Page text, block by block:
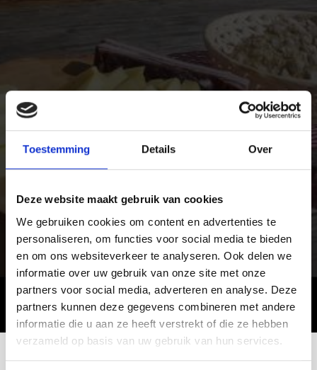
Toestemming Details Over
Deze website maakt gebruik van cookies
We gebruiken cookies om content en advertenties te
personaliseren, om functies voor social media te bieden
en om ons websiteverkeer te analyseren. Ook delen we
informatie over uw gebruik van onze site met onze
partners voor social media, adverteren en analyse. Deze
partners kunnen deze gegevens combineren met andere
informatie die u aan ze heeft verstrekt of die ze hebben
verzameld op basis van uw gebruik van hun services.